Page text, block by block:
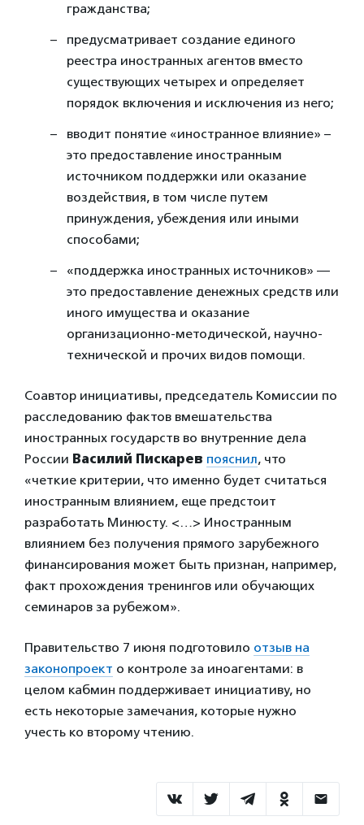
гражданства;
предусматривает создание единого
реестра иностранных агентов вместо
существующих четырех и определяет
порядок включения и исключения из него;
вводит понятие «иностранное влияние» –
это предоставление иностранным
источником поддержки или оказание
воздействия, в том числе путем
принуждения, убеждения или иными
способами;
«поддержка иностранных источников» —
это предоставление денежных средств или
иного имущества и оказание
организационно-методической, научно-
технической и прочих видов помощи.
Соавтор инициативы, председатель Комиссии по
расследованию фактов вмешательства
иностранных государств во внутренние дела
России Василий Пискарев пояснил, что
«четкие критерии, что именно будет считаться
иностранным влиянием, еще предстоит
разработать Минюсту. <…> Иностранным
влиянием без получения прямого зарубежного
финансирования может быть признан, например,
факт прохождения тренингов или обучающих
семинаров за рубежом».
Правительство 7 июня подготовило отзыв на
законопроект о контроле за иноагентами: в
целом кабмин поддерживает инициативу, но
есть некоторые замечания, которые нужно
учесть ко второму чтению.